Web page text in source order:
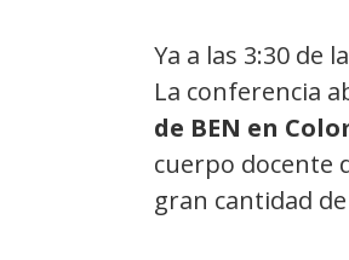
Ya a las 3:30 de
La conferencia
de BEN en
cuerpo docente
gran cantidad